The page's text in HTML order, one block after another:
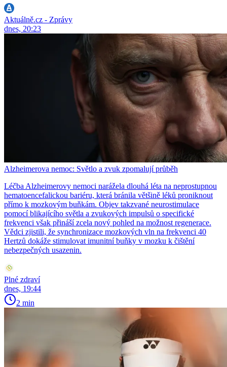
Aktuálně.cz - Zprávy
dnes, 20:23
Alzheimerova nemoc: Světlo a zvuk zpomalují průběh
Léčba Alzheimerovy nemoci narážela dlouhá léta na neprostupnou
hematoencefalickou bariéru, která bránila většině léků proniknout
přímo k mozkovým buňkám. Objev takzvané neurostimulace
pomocí blikajícího světla a zvukových impulsů o specifické
frekvenci však přináší zcela nový pohled na možnost regenerace.
Vědci zjistili, že synchronizace mozkových vln na frekvenci 40
Hertzů dokáže stimulovat imunitní buňky v mozku k čištění
nebezpečných usazenin.
Plné zdraví
dnes, 19:44
2 min